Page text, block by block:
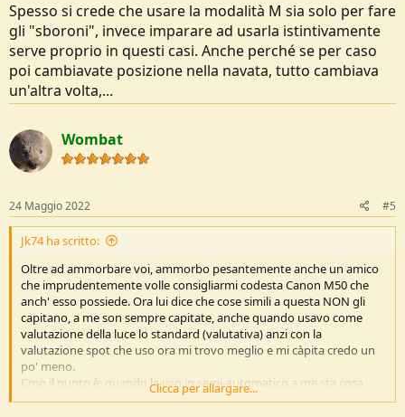
Spesso si crede che usare la modalità M sia solo per fare
gli "sboroni", invece imparare ad usarla istintivamente
serve proprio in questi casi. Anche perché se per caso
poi cambiavate posizione nella navata, tutto cambiava
un'altra volta,...
Wombat
24 Maggio 2022 #5
Jk74 ha scritto:
Oltre ad ammorbare voi, ammorbo pesantemente anche un amico
che imprudentemente volle consigliarmi codesta Canon M50 che
anch' esso possiede. Ora lui dice che cose simili a questa NON gli
capitano, a me son sempre capitate, anche quando usavo come
valutazione della luce lo standard (valutativa) anzi con la
valutazione spot che uso ora mi trovo meglio e mi càpita credo un
po' meno.
Cmq il punto è: quando la uso in semi-automatico a me sta cosa
càpita spesso, spessisimo, tanto che appunto di regola la uso in "M"
Clicca per allargare...